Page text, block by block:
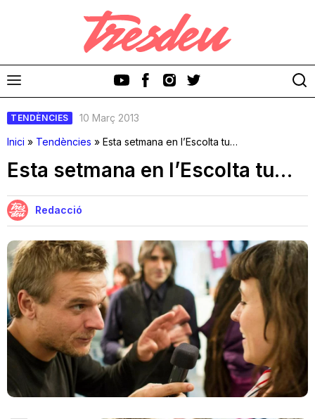
Discos
Videoclips
Cinema i Televisió
Festivals
Teatre
TENDÈNCIES
10 Març 2013
Inici » Tendències » Esta setmana en l’Escolta tu…
Esta setmana en l’Escolta tu…
Redacció